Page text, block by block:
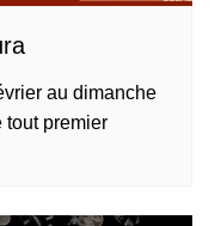
au dimanche
tout premier